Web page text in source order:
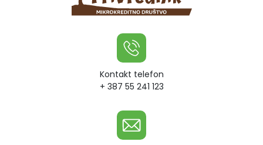
Kontakt telefon
+ 387 55 241 123